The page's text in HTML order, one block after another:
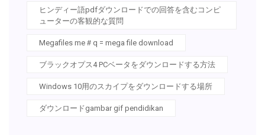
ヒンディー語pdfダウンロードでの回答を含むコンピ
ューターの客観的な質問
Megafiles me＃q = mega file download
ブラックオプス4 PCベータをダウンロードする方法
Windows 10用のスカイプをダウンロードする場所
ダウンロードgambar gif pendidikan